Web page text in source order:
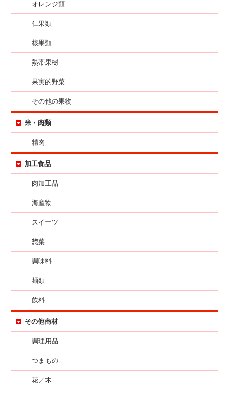
オレンジ類
仁果類
核果類
熱帯果樹
果実的野菜
その他の果物
米・肉類
精肉
加工食品
肉加工品
海産物
スイーツ
惣菜
調味料
麺類
飲料
その他商材
調理用品
つまもの
花／木